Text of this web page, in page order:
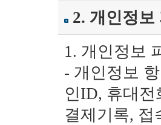
2. 개인정보
1. 개인정보
- 개인정보
인ID, 휴대
결제기록, 접